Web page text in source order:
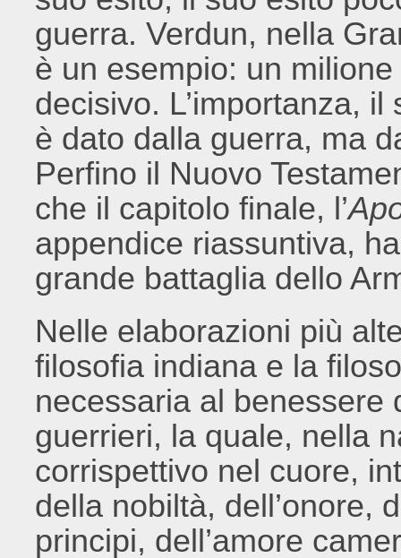
guerra. Verdun, nella
è un esempio: un
decisivo. L’importanza,
è dato dalla guerra, ma
Perfino il Nuovo
che il capitolo finale, l’
appendice riassuntiva,
grande battaglia dello
Nelle elaborazioni più
filosofia indiana e la
necessaria al benessere
guerrieri, la quale, nella
corrispettivo nel cuore,
della nobiltà, dell’onore,
principi, dell’amore